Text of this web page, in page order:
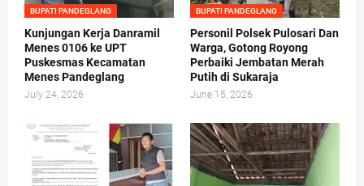
BUPATI PANDEGLANG
Kunjungan Kerja Danramil
Menes 0106 ke UPT
Puskesmas Kecamatan
Menes Pandeglang
July 24, 2026
BUPATI PANDEGLANG
Personil Polsek Pulosari Dan
Warga, Gotong Royong
Perbaiki Jembatan Merah
Putih di Sukaraja
June 15, 2026